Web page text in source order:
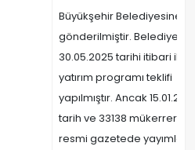
Büyükşehir Belediyesine
gönderilmiştir. Belediyece
30.05.2025 tarihi itibari ile
yatırım programı teklifi
yapılmıştır. Ancak
tarih ve 33138 mükerrer
resmi gazetede